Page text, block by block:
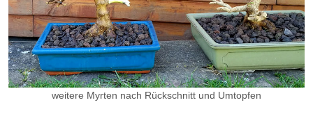
weitere Myrten nach Rückschnitt und Umtopfen